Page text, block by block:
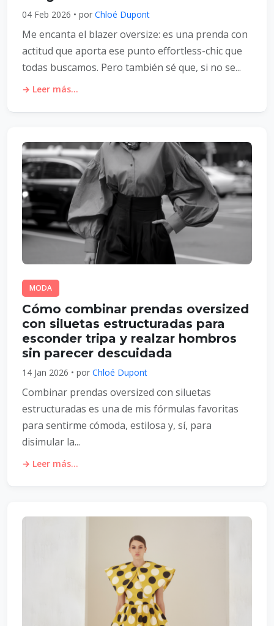
04 Feb 2026 • por Chloé Dupont
Me encanta el blazer oversize: es una prenda con
actitud que aporta ese punto effortless-chic que
todas buscamos. Pero también sé que, si no se...
→ Leer más...
MODA
Cómo combinar prendas oversized
con siluetas estructuradas para
esconder tripa y realzar hombros
sin parecer descuidada
14 Jan 2026 • por Chloé Dupont
Combinar prendas oversized con siluetas
estructuradas es una de mis fórmulas favoritas
para sentirme cómoda, estilosa y, sí, para
disimular la...
→ Leer más...